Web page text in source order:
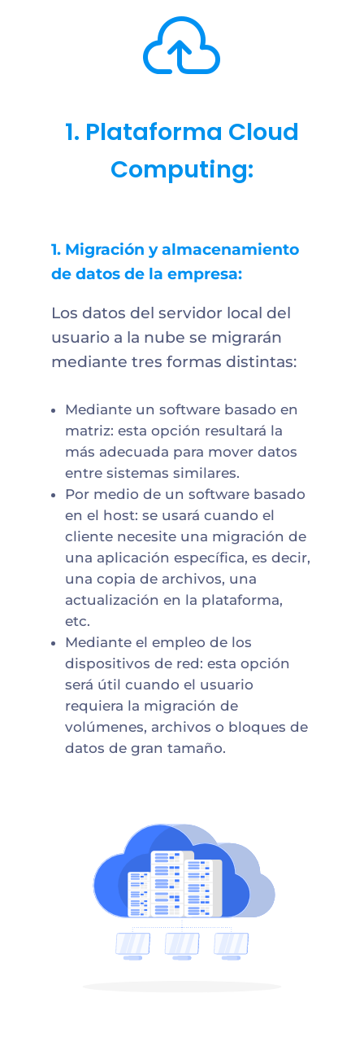

1. Plataforma Cloud
Computing:
1. Migración y almacenamiento
de datos de la empresa:
Los datos del servidor local del
usuario a la nube se migrarán
mediante tres formas distintas:
Mediante un software basado en
matriz: esta opción resultará la
más adecuada para mover datos
entre sistemas similares.
Por medio de un software basado
en el host: se usará cuando el
cliente necesite una migración de
una aplicación específica, es decir,
una copia de archivos, una
actualización en la plataforma,
etc.
Mediante el empleo de los
dispositivos de red: esta opción
será útil cuando el usuario
requiera la migración de
volúmenes, archivos o bloques de
datos de gran tamaño.